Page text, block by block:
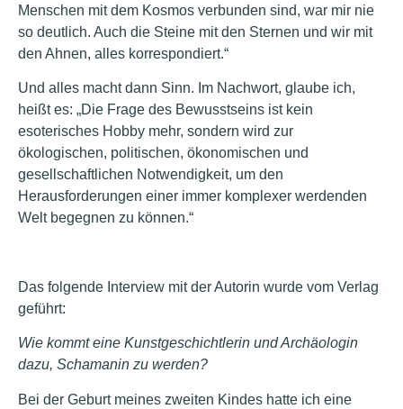
Menschen mit dem Kosmos verbunden sind, war mir nie
so deutlich. Auch die Steine mit den Sternen und wir mit
den Ahnen, alles korrespondiert.“
Und alles macht dann Sinn. Im Nachwort, glaube ich,
heißt es: „Die Frage des Bewusstseins ist kein
esoterisches Hobby mehr, sondern wird zur
ökologischen, politischen, ökonomischen und
gesellschaftlichen Notwendigkeit, um den
Herausforderungen einer immer komplexer werdenden
Welt begegnen zu können.“
Das folgende Interview mit der Autorin wurde vom Verlag
geführt:
Wie kommt eine Kunstgeschichtlerin und Archäologin
dazu, Schamanin zu werden?
Bei der Geburt meines zweiten Kindes hatte ich eine